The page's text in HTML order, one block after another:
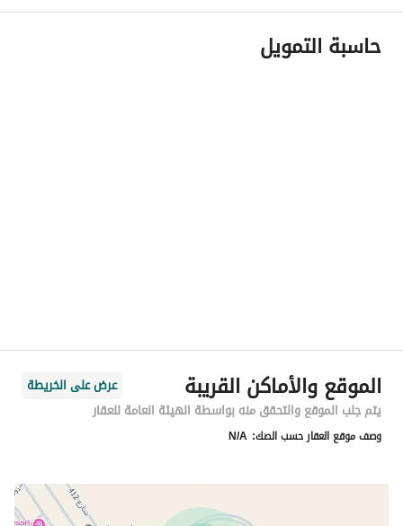
معلومات مسؤول الإعلان
اسم المسؤول
رقم المبنى
4613
الرقم الاضافي
خط العرض
24.666370235414036
حاسبة التمويل
الموقع والأماكن القريبة
عرض على الخريطة
يتم جلب الموقع والتحقق منه بواسطة الهيئة العامة للعقار
وصف موقع العقار حسب الصك: N/A